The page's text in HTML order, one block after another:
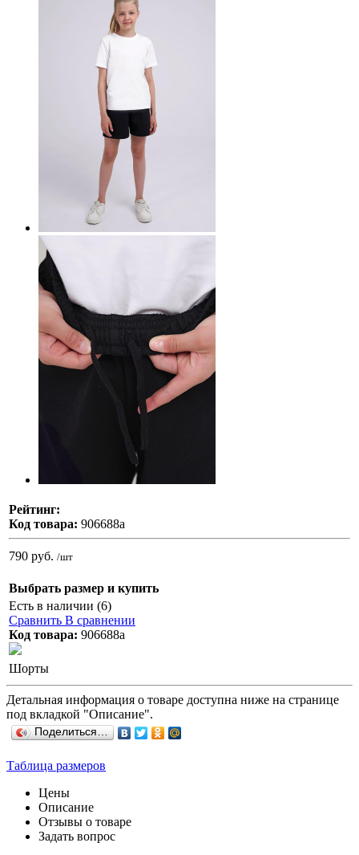
Рейтинг:
Код товара: 906688а
790 руб. /шт
Выбрать размер и купить
Есть в наличии (6)
Сравнить В сравнении
Код товара: 906688а
Шорты
Детальная информация о товаре доступна ниже на странице
под вкладкой "Описание".
Поделиться…
Таблица размеров
Цены
Описание
Отзывы о товаре
Задать вопрос